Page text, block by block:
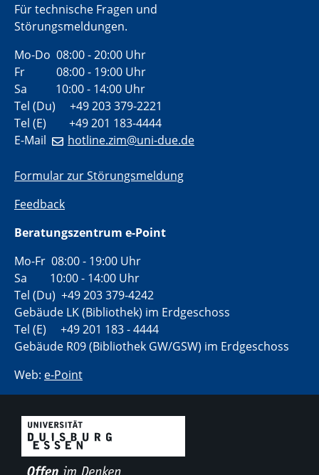
Für technische Fragen und
Störungsmeldungen.
Mo-Do 08:00 - 20:00 Uhr
Fr 08:00 - 19:00 Uhr
Sa 10:00 - 14:00 Uhr
Tel (Du) +49 203 379-2221
Tel (E) +49 201 183-4444
E-Mail
hotline.zim@uni-due.de
Formular zur Störungsmeldung
Feedback
Beratungszentrum e-Point
Mo-Fr 08:00 - 19:00 Uhr
Sa 10:00 - 14:00 Uhr
Tel (Du) +49 203 379-4242
Gebäude LK (Bibliothek) im Erdgeschoss
Tel (E) +49 201 183 - 4444
Gebäude R09 (Bibliothek GW/GSW) im Erdgeschoss
Web: e-Point